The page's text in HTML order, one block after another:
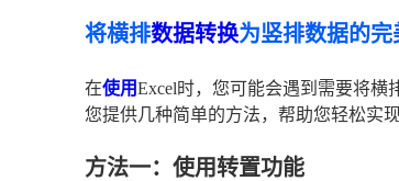
将横排数据转换为竖排数据的完
在使用Excel时，您可能会遇到需要将
您提供几种简单的方法，帮助您轻松实
方法一：使用转置功能